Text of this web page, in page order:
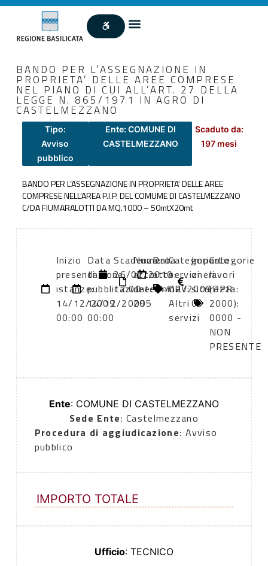
BANDO PER L’ASSEGNAZIONE IN
PROPRIETA’ DELLE AREE COMPRESE
NEL PIANO DI CUI ALL’ART. 27 DELLA
LEGGE N. 865/1971 IN AGRO DI
CASTELMEZZANO
Tipo:
Avviso
pubblico
Ente: COMUNE DI
CASTELMEZZANO
Scaduto da:
197 mesi
BANDO PER L’ASSEGNAZIONE IN PROPRIETA’ DELLE AREE
COMPRESE NELL’AREA P.I.P. DEL COMUME DI CASTELMEZZANO
C/DA FIUMARALOTTI DA MQ.1000 – 50mtX20mt
Inizio
presentazione
istanze:
14/12/2009
00:00
Data
di
pubblicazione:
14/12/2009
00:00
Scadenza:
26/02/2010
12:00
Numero
atto:
determina
205
Data
atto:
14/12/2009
Categoria
servizi
CPV:
Altri
servizi
Importo
oneri
sicurezza:
0
Categorie
lavori
(DPR
2000):
0000 -
NON
PRESENTE
Ente: COMUNE DI CASTELMEZZANO
Sede Ente: Castelmezzano
Procedura di aggiudicazione: Avviso
pubblico
IMPORTO TOTALE
Ufficio: TECNICO